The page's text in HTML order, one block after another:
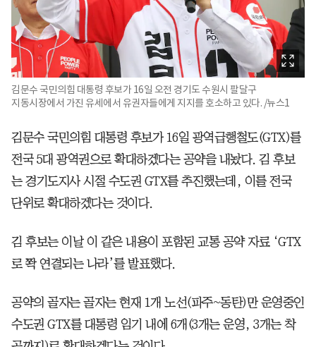
김문수 국민의힘 대통령 후보가 16일 오전 경기도 수원시 팔달구
지동시장에서 가진 유세에서 유권자들에게 지지를 호소하고 있다. /뉴스1
김문수 국민의힘 대통령 후보가 16일 광역급행철도(GTX)를
전국 5대 광역권으로 확대하겠다는 공약을 내놨다. 김 후보
는 경기도지사 시절 수도권 GTX를 추진했는데, 이를 전국
단위로 확대하겠다는 것이다.
김 후보는 이날 이 같은 내용이 포함된 교통 공약 자료 ‘GTX
로 쫙 연결되는 나라’를 발표했다.
공약의 골자는 골자는 현재 1개 노선(파주~동탄)만 운영중인
수도권 GTX를 대통령 임기 내에 6개(3개는 운영, 3개는 착